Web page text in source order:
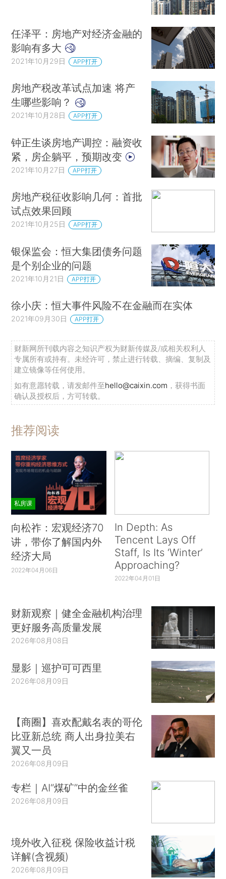
任泽平：房地产对经济金融的
影响有多大
2021年10月29日 APP打开
房地产税改革试点加速 将产
生哪些影响？
2021年10月28日 APP打开
钟正生谈房地产调控：融资收
紧，房企躺平，预期改变
2021年10月27日 APP打开
房地产税征收影响几何：首批
试点效果回顾
2021年10月25日 APP打开
银保监会：恒大集团债务问题
是个别企业的问题
2021年10月21日 APP打开
徐小庆：恒大事件风险不在金融而在实体
2021年09月30日 APP打开
财新网所刊载内容之知识产权为财新传媒及/或相关权利人
专属所有或持有。未经许可，禁止进行转载、摘编、复制及
建立镜像等任何使用。
如有意愿转载，请发邮件至hello@caixin.com ，获得书面
确认及授权后，方可转载。
推荐阅读
私房课
向松祚：宏观经济70
讲，带你了解国内外
经济大局
2022年04月06日
In Depth: As
Tencent Lays Off
Staff, Is Its ‘Winter’
Approaching?
2022年04月01日
财新观察｜健全金融机构治理
更好服务高质量发展
2026年08月08日
显影｜巡护可可西里
2026年08月09日
【商圈】喜欢配戴名表的哥伦
比亚新总统 商人出身拉美右
翼又一员
2026年08月09日
专栏｜AI“煤矿”中的金丝雀
2026年08月09日
境外收入征税 保险收益计税
详解(含视频)
2026年08月09日